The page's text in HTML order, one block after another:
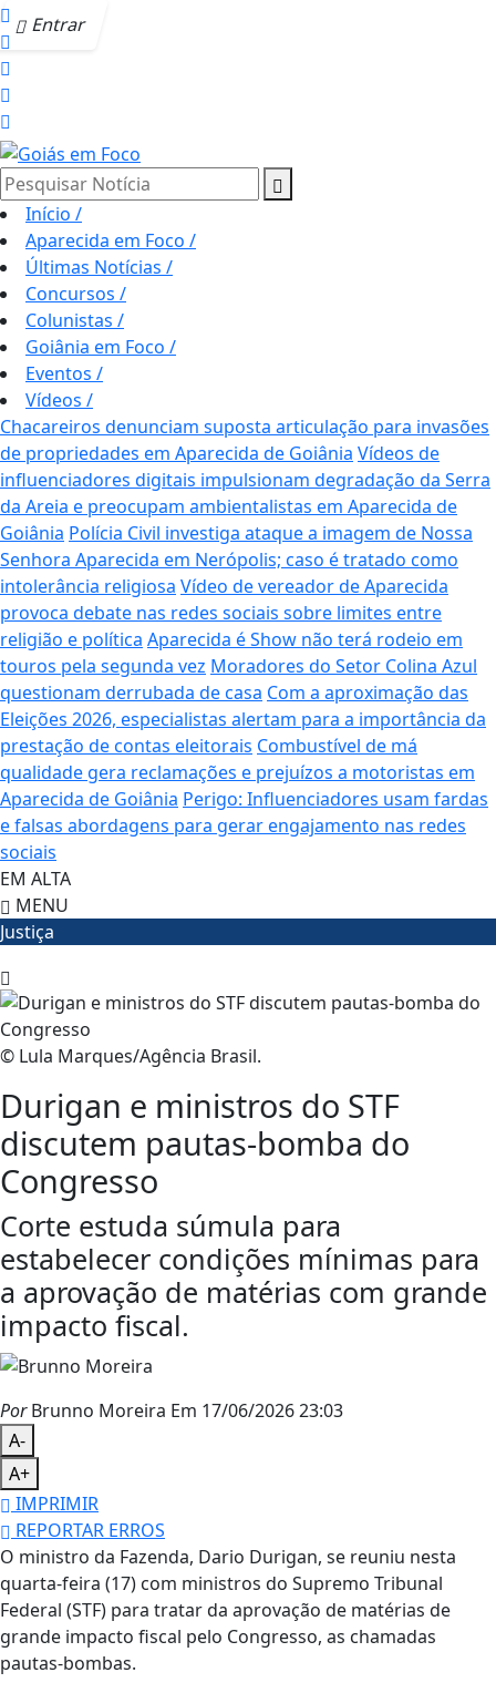
Entrar
Pesquisar Notícia
Início /
Aparecida em Foco /
Últimas Notícias /
Concursos /
Colunistas /
Goiânia em Foco /
Eventos /
Vídeos /
Chacareiros denunciam suposta articulação para invasões
de propriedades em Aparecida de Goiânia Vídeos de
influenciadores digitais impulsionam degradação da Serra
da Areia e preocupam ambientalistas em Aparecida de
Goiânia Polícia Civil investiga ataque a imagem de Nossa
Senhora Aparecida em Nerópolis; caso é tratado como
intolerância religiosa Vídeo de vereador de Aparecida
provoca debate nas redes sociais sobre limites entre
religião e política Aparecida é Show não terá rodeio em
touros pela segunda vez Moradores do Setor Colina Azul
questionam derrubada de casa Com a aproximação das
Eleições 2026, especialistas alertam para a importância da
prestação de contas eleitorais Combustível de má
qualidade gera reclamações e prejuízos a motoristas em
Aparecida de Goiânia Perigo: Influenciadores usam fardas
e falsas abordagens para gerar engajamento nas redes
sociais
EM ALTA
MENU
Justiça
© Lula Marques/Agência Brasil.
Durigan e ministros do STF
discutem pautas-bomba do
Congresso
Corte estuda súmula para
estabelecer condições mínimas para
a aprovação de matérias com grande
impacto fiscal.
PorBrunno Moreira Em 17/06/2026 23:03
A-
A+
IMPRIMIR
REPORTAR ERROS
O ministro da Fazenda, Dario Durigan, se reuniu nesta
quarta-feira (17) com ministros do Supremo Tribunal
Federal (STF) para tratar da aprovação de matérias de
grande impacto fiscal pelo Congresso, as chamadas
pautas-bombas.